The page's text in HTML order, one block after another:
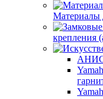
Материалы
крепления
АНИС